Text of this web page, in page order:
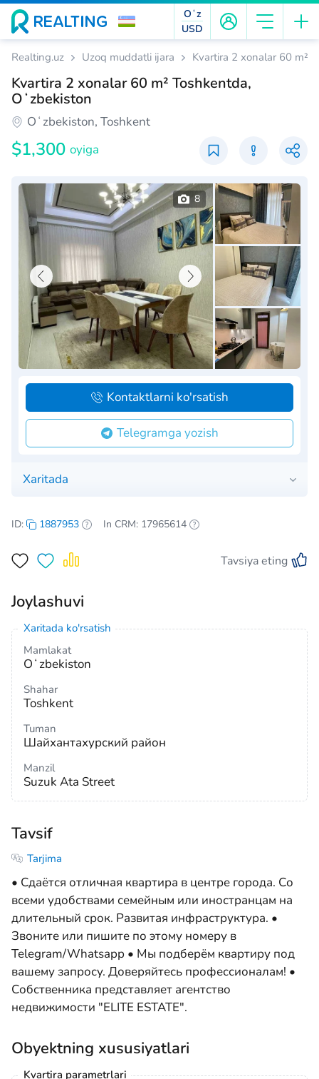
Oʻz
USD
Realting.uz Uzoq muddatli ijara Kvartira 2 xonalar 60 m²
Kvartira 2 xonalar 60 m² Toshkentda,
Oʻzbekiston
Oʻzbekiston, Toshkent
$1,300 oyiga
Xaritada
8
Telegramga yozish
Kontaktlarni ko'rsatish
ID: 1887953 In CRM: 17965614
Tavsiya eting
Joylashuvi
Xaritada ko'rsatish
Mamlakat
Oʻzbekiston
Shahar
Toshkent
Tuman
Шайхантахурский район
Manzil
Suzuk Ata Street
Tavsif
Tarjima
• Сдаётся отличная квартира в центре города. Со
всеми удобствами семейным или иностранцам на
длительный срок. Развитая инфраструктура. •
Звоните или пишите по этому номеру в
Telegram/Whatsapp • Мы подберём квартиру под
вашему запросу. Доверяйтесь профессионалам! •
Собственника представляет агентство
недвижимости "ELITE ESTATE".
Obyektning xususiyatlari
Kvartira parametrlari